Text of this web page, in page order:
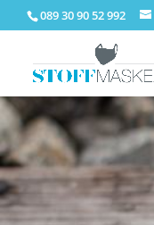
089 30 90 52 992